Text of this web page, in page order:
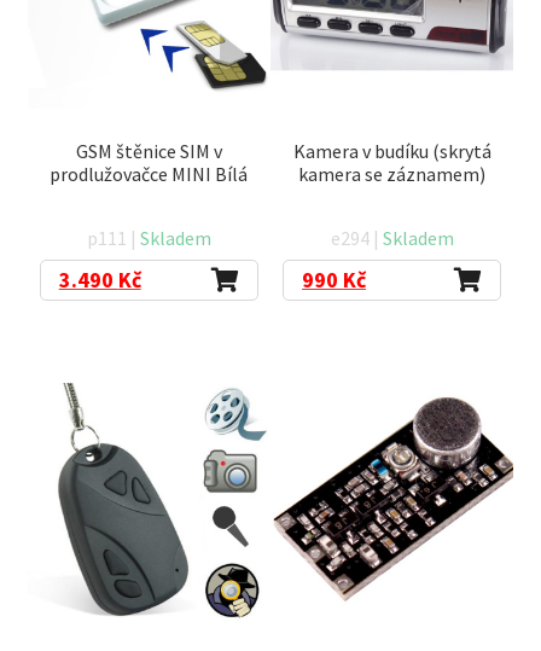
GSM štěnice SIM v
prodlužovačce MINI Bílá
p111 | Skladem
3.490 Kč
Kamera v budíku (skrytá
kamera se záznamem)
e294 | Skladem
990 Kč